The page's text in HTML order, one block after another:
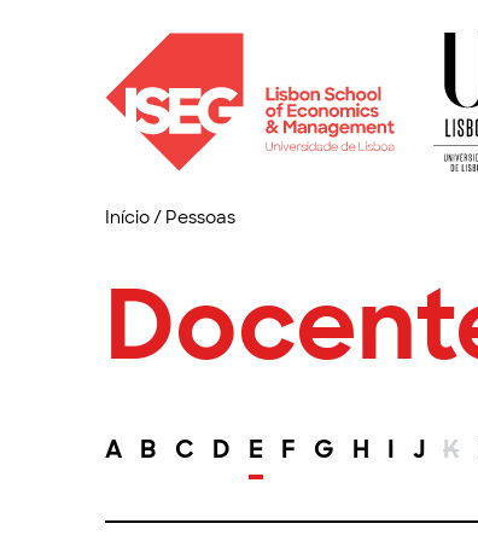
Início/ Pessoas
A B C D E F G H I J K